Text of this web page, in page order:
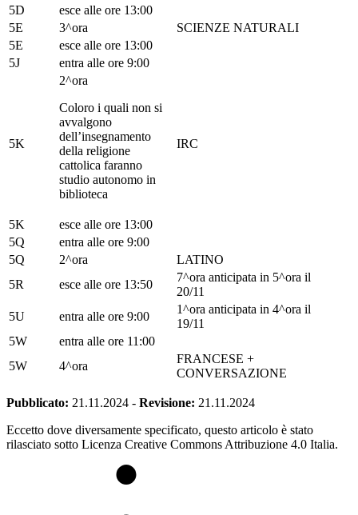
5D
esce alle ore 13:00
5E
3^ora
SCIENZE NATURALI
5E
esce alle ore 13:00
5J
entra alle ore 9:00
5K
2^ora
Coloro i quali non si
avvalgono
dell’insegnamento
della religione
cattolica faranno
studio autonomo in
biblioteca
IRC
5K
esce alle ore 13:00
5Q
entra alle ore 9:00
5Q
2^ora
LATINO
5R
esce alle ore 13:50
7^ora anticipata in 5^ora il
20/11
5U
entra alle ore 9:00
1^ora anticipata in 4^ora il
19/11
5W
entra alle ore 11:00
5W
4^ora
FRANCESE +
CONVERSAZIONE
Pubblicato: 21.11.2024 - Revisione: 21.11.2024
Eccetto dove diversamente specificato, questo articolo è stato
rilasciato sotto Licenza Creative Commons Attribuzione 4.0 Italia.